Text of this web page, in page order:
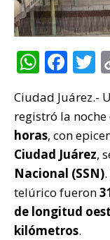
W
at
s
A
p
p
F
c
e
b
o
o
k
T
it
r
Ciudad Juárez.-
registró la noche
horas, con
Ciudad Juárez,
Nacional (SSN)
telúrico fueron
de longitud
kilómetros.